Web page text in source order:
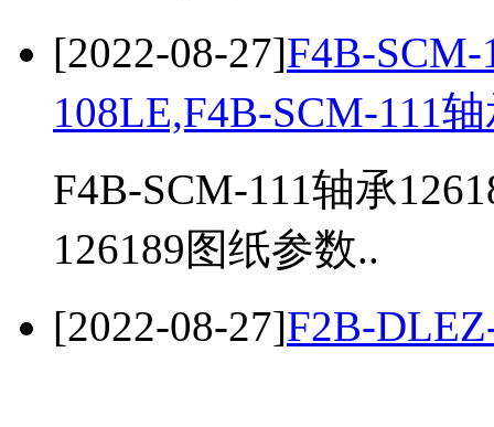
[2022-08-27]F4B-SCM-
108LE,F4B-SCM-111
F4B-SCM-111轴承
126189图纸参数..
[2022-08-27]F2B-